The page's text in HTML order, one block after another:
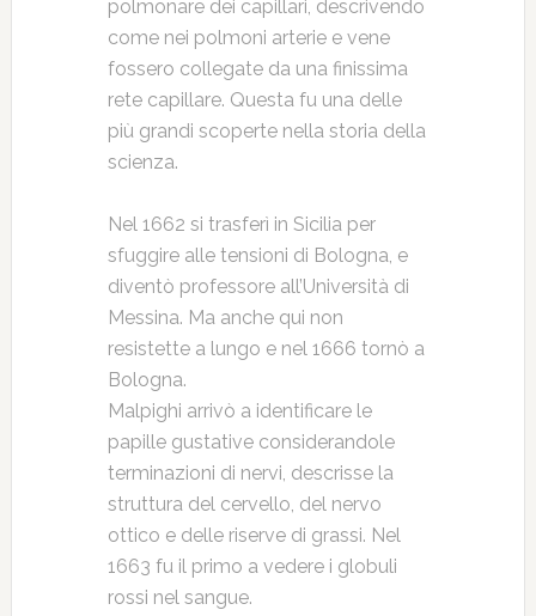
polmonare dei capillari, descrivendo
come nei polmoni arterie e vene
fossero collegate da una finissima
rete capillare. Questa fu una delle
più grandi scoperte nella storia della
scienza.
Nel 1662 si trasferì in Sicilia per
sfuggire alle tensioni di Bologna, e
diventò professore all’Università di
Messina. Ma anche qui non
resistette a lungo e nel 1666 tornò a
Bologna.
Malpighi arrivò a identificare le
papille gustative considerandole
terminazioni di nervi, descrisse la
struttura del cervello, del nervo
ottico e delle riserve di grassi. Nel
1663 fu il primo a vedere i globuli
rossi nel sangue.